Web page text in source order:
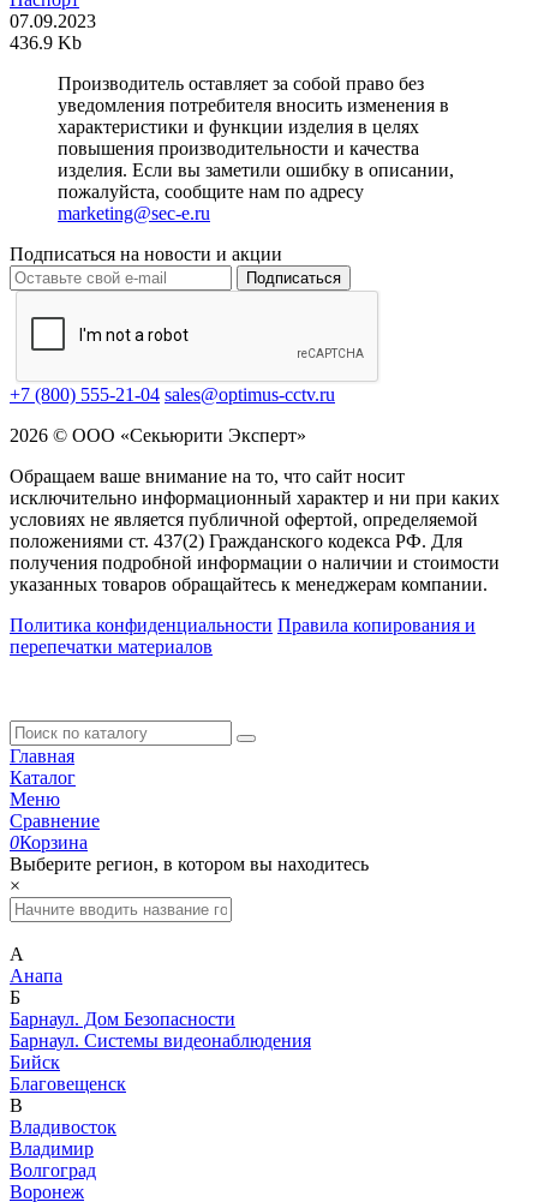
07.09.2023
436.9 Kb
Производитель оставляет за собой право без
уведомления потребителя вносить изменения в
характеристики и функции изделия в целях
повышения производительности и качества
изделия. Если вы заметили ошибку в описании,
пожалуйста, сообщите нам по адресу
marketing@sec-e.ru
Подписаться на новости и акции
Подписаться
+7 (800) 555-21-04 sales@optimus-cctv.ru
2026 © ООО «Секьюрити Эксперт»
Обращаем ваше внимание на то, что сайт носит
исключительно информационный характер и ни при каких
условиях не является публичной офертой, определяемой
положениями ст. 437(2) Гражданского кодекса РФ. Для
получения подробной информации о наличии и стоимости
указанных товаров обращайтесь к менеджерам компании.
Политика конфиденциальности Правила копирования и
перепечатки материалов
Главная
Каталог
Меню
Сравнение
0Корзина
Выберите регион, в котором вы находитесь
×
А
Анапа
Б
Барнаул. Дом Безопасности
Барнаул. Системы видеонаблюдения
Бийск
Благовещенск
В
Владивосток
Владимир
Волгоград
Воронеж